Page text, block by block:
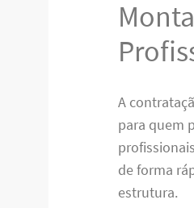
A
para quem
de forma
estrutura.